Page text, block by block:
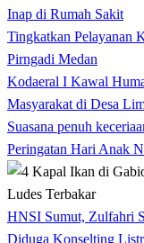
Inap di Rumah Sakit
Tingkatkan Pelayanan
Pirngadi Medan‎
Kodaeral I Kawal
Masyarakat di Desa
Suasana penuh
Peringatan Hari Anak
HNSI Sumut, Zulfahri
Diduga Konselting